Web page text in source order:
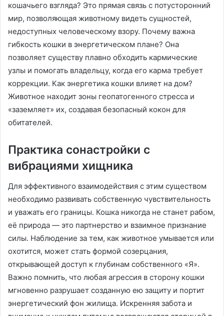
кошачьего взгляда? Это прямая связь с потусторонний
мир, позволяющая животному видеть сущностей,
недоступных человеческому взору. Почему важна
гибкость кошки в энергетическом плане? Она
позволяет существу плавно обходить кармические
узлы и помогать владельцу, когда его карма требует
коррекции. Как энергетика кошки влияет на дом?
Животное находит зоны геопатогенного стресса и
«заземляет» их, создавая безопасный кокон для
обитателей.
Практика сонастройки с
вибрациями хищника
Для эффективного взаимодействия с этим существом
необходимо развивать собственную чувствительность
и уважать его границы. Кошка никогда не станет рабом,
её природа — это партнерство и взаимное признание
силы. Наблюдение за тем, как животное умывается или
охотится, может стать формой созерцания,
открывающей доступ к глубинам собственного «Я».
Важно помнить, что любая агрессия в сторону кошки
мгновенно разрушает созданную ею защиту и портит
энергетический фон жилища. Искренняя забота и